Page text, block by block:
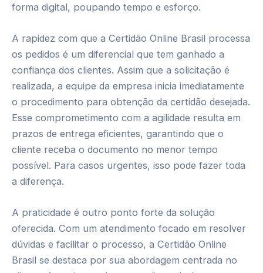
forma digital, poupando tempo e esforço.
A rapidez com que a Certidão Online Brasil processa
os pedidos é um diferencial que tem ganhado a
confiança dos clientes. Assim que a solicitação é
realizada, a equipe da empresa inicia imediatamente
o procedimento para obtenção da certidão desejada.
Esse comprometimento com a agilidade resulta em
prazos de entrega eficientes, garantindo que o
cliente receba o documento no menor tempo
possível. Para casos urgentes, isso pode fazer toda
a diferença.
A praticidade é outro ponto forte da solução
oferecida. Com um atendimento focado em resolver
dúvidas e facilitar o processo, a Certidão Online
Brasil se destaca por sua abordagem centrada no